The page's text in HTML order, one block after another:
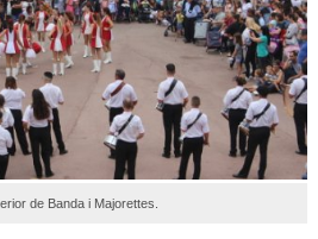
de Banda i Majorettes.